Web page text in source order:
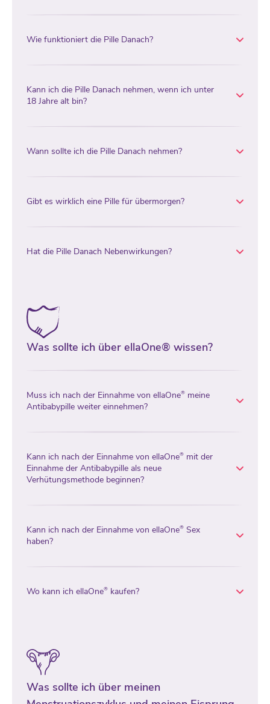
Wie funktioniert die Pille Danach?
Kann ich die Pille Danach nehmen, wenn ich unter
18 Jahre alt bin?
Wann sollte ich die Pille Danach nehmen?
Gibt es wirklich eine Pille für übermorgen?
Hat die Pille Danach Nebenwirkungen?
Was sollte ich über ellaOne® wissen?
Muss ich nach der Einnahme von ellaOne® meine
Antibabypille weiter einnehmen?
Kann ich nach der Einnahme von ellaOne® mit der
Einnahme der Antibabypille als neue
Verhütungsmethode beginnen?
Kann ich nach der Einnahme von ellaOne® Sex
haben?
Wo kann ich ellaOne® kaufen?
Was sollte ich über meinen